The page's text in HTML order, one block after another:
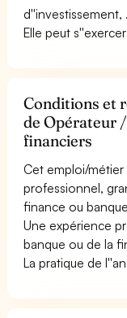
d''investissement,
Elle peut
Conditions et
de Opérateur
financiers
Cet emploi/métier
professionnel,
finance ou
Une expérience
banque ou de la
La pratique de